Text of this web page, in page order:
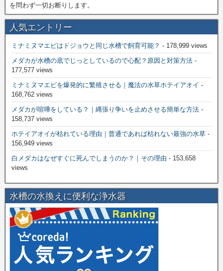
を問わず一切お断りします。
人気エントリー
ミナミヌマエビはドジョウと同じ水槽で飼育可能？ - 178,999 views
メダカが水槽の底でじっとしているので心配？原因と対策方法 -
177,577 views
ミナミヌマエビを爆発的に繁殖させる｜魔法の水草ホテイアオイ -
168,762 views
メダカが喧嘩をしている？｜縄張り争いを止めさせる簡単な方法 -
158,737 views
ホテイアオイが枯れている理由｜普通であれば枯れない最強の水草 -
156,949 views
白メダカはなぜすぐに死んでしまうのか？｜その理由 - 153,658
views
水槽の水換えに便利な浄水器